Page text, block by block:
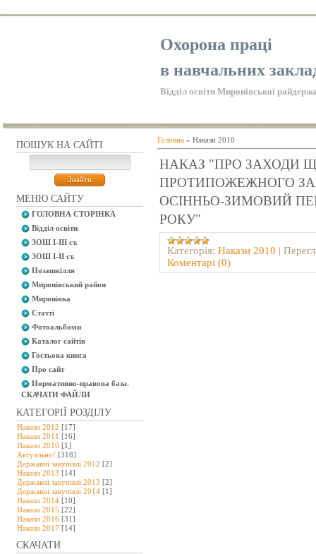
Охорона праці
в навчальних
Відділ освіти Миронівської
ПОШУК НА САЙТІ
МЕНЮ САЙТУ
ГОЛОВНА СТОРІНКА
Відділ освіти
ЗОШ І-ІІІ ст.
ЗОШ І-ІІ ст.
Позашкілля
Миронівський район
Миронівка
Статті
Фотоальбоми
Каталог сайтів
Гостьова книга
Про сайт
Нормативно-правова база.
СКАЧАТИ ФАЙЛИ
КАТЕГОРІЇ РОЗДІЛУ
Накази 2012 [17]
Накази 2011 [16]
Накази 2010 [1]
Актуально! [318]
Державні закупівлі 2012 [2]
Накази 2013 [14]
Державні закупівлі 2013 [2]
Державні закупівлі 2014 [1]
Накази 2014 [10]
Накази 2015 [22]
Накази 2016 [31]
Накази 2017 [14]
СКАЧАТИ
Головна » Накази 2010
НАКАЗ "ПРО ЗАХОДИ
ПРОТИПОЖЕЖНОГО
ОСІННЬО-ЗИМОВИЙ
РОКУ"
Категорія: Накази 2010 |
Коментарі (0)